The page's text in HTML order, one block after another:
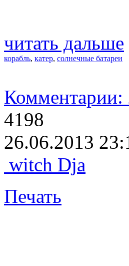
читать дальше
корабль, катер, солнечные батареи
Комментарии:
4198
26.06.2013
witch Dja
Печать